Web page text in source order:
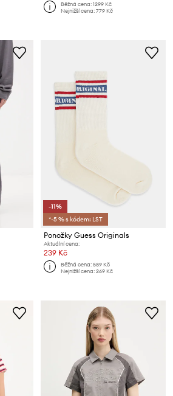
Běžná cena:1299 Kč
Nejnižší cena:779 Kč
-11%
*-5 % s kódem: LST
Ponožky Guess Originals
Aktuální cena:
239 Kč
Běžná cena:589 Kč
Nejnižší cena:269 Kč